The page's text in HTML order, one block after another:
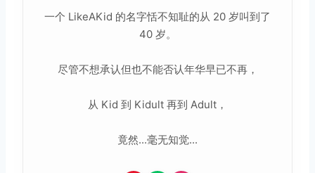
一个 LikeAKid 的名字恬不知耻的从 20 岁叫到了
40 岁。
尽管不想承认但也不能否认年华早已不再，
从 Kid 到 Kidult 再到 Adult，
竟然...毫无知觉...